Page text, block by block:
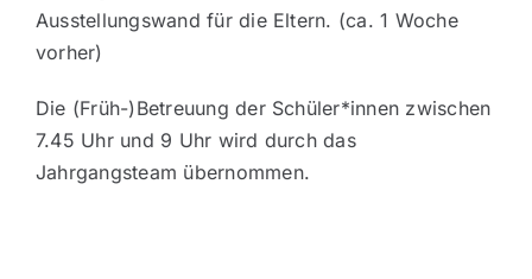
Ausstellungswand für die Eltern. (ca. 1 Woche
vorher)
Die (Früh-)Betreuung der Schüler*innen zwischen
7.45 Uhr und 9 Uhr wird durch das
Jahrgangsteam übernommen.